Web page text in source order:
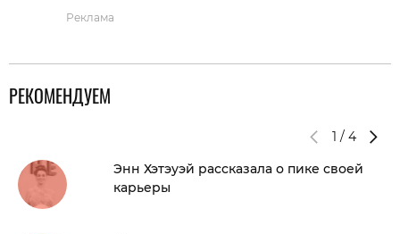
Реклама
РЕКОМЕНДУЕМ
1 / 4
Энн Хэтэуэй рассказала о пике своей
карьеры